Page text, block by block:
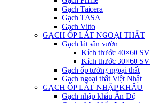
Gạch Taicera
Gạch TASA
Gạch Vitto
GẠCH ỐP LÁT NGOẠI THẤT
Gạch lát sân vườn
Kích thước 40×60 SV
Kích thước 30×60 SV
Gạch ốp tường ngoại thất
Gạch ngoại thất Việt Nhật
GẠCH ỐP LÁT NHẬP KHẨU
Gạch nhập khẩu Ấn Độ